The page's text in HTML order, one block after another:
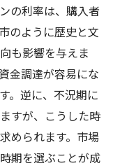
の利率は、購入者
のように歴史と文
も影響を与えま
金調達が容易にな
。逆に、不況期に
すが、こうした時
められます。市場
期を選ぶことが成